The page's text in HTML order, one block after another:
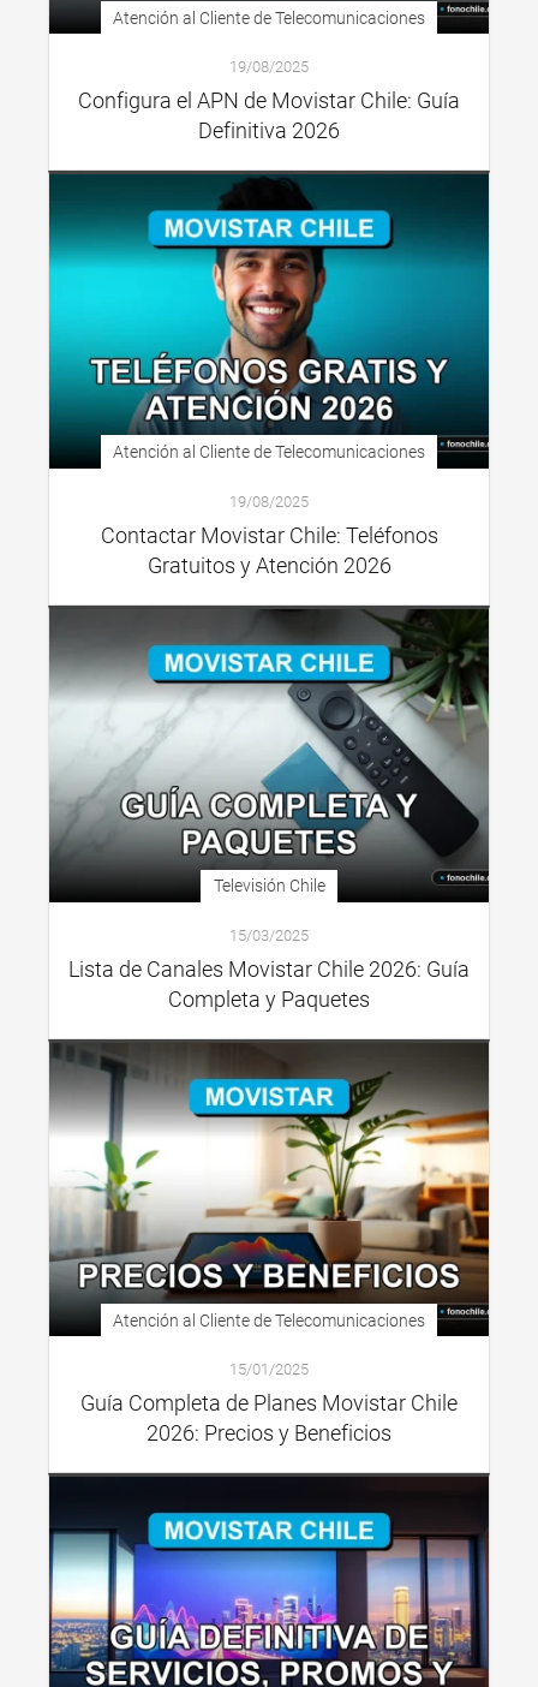
Atención al Cliente de Telecomunicaciones
19/08/2025
Configura el APN de Movistar Chile: Guía
Definitiva 2026
Atención al Cliente de Telecomunicaciones
19/08/2025
Contactar Movistar Chile: Teléfonos
Gratuitos y Atención 2026
Televisión Chile
15/03/2025
Lista de Canales Movistar Chile 2026: Guía
Completa y Paquetes
Atención al Cliente de Telecomunicaciones
15/01/2025
Guía Completa de Planes Movistar Chile
2026: Precios y Beneficios